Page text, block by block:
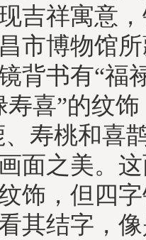
吉祥寓意
市博物馆
背书有“福
寿喜”的纹
寿桃和喜
面之美。
饰，但四
其结字，